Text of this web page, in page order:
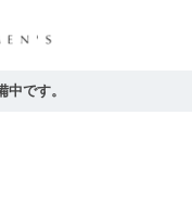
です。